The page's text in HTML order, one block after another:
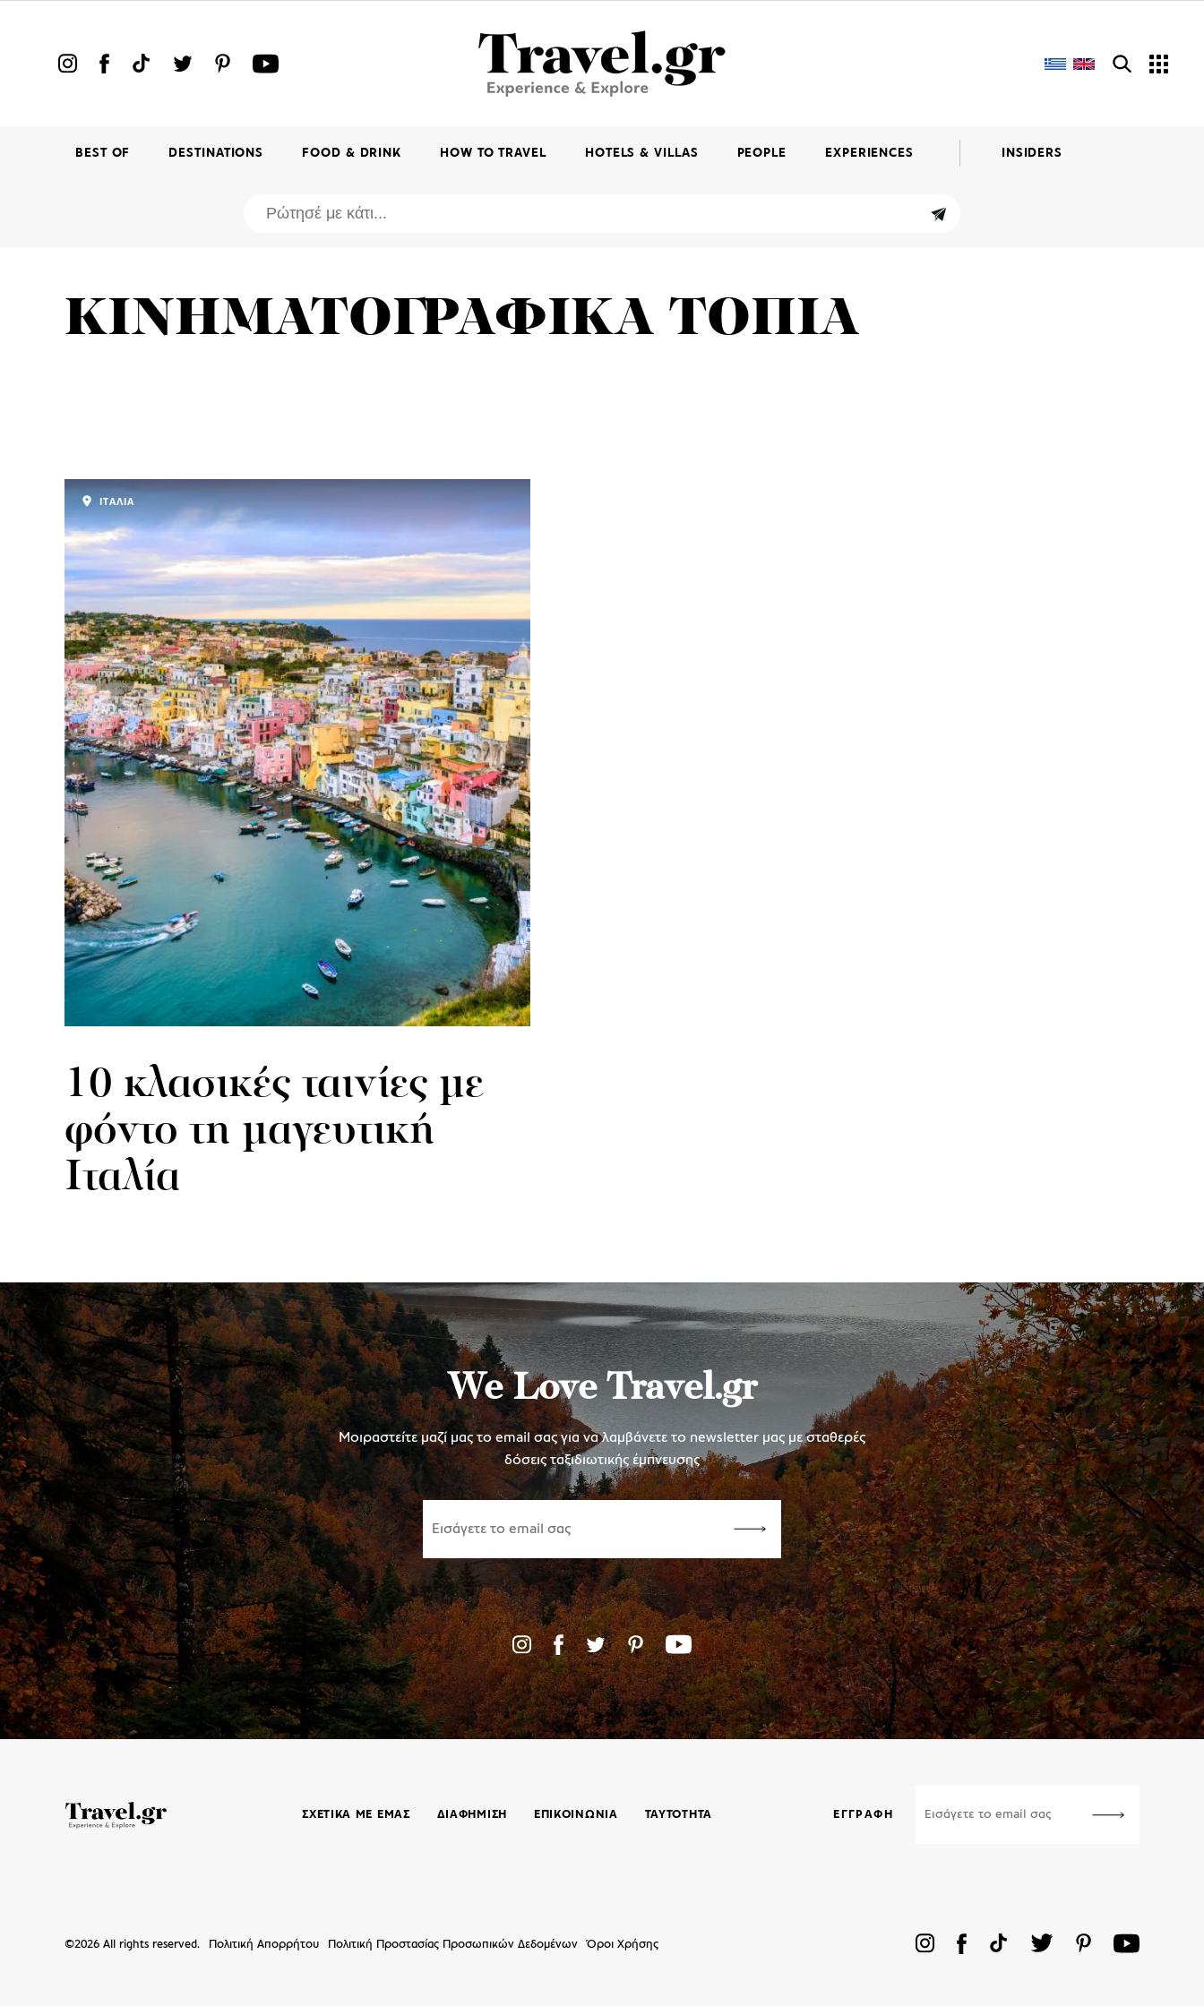
BEST OF DESTINATIONS FOOD & DRINK HOW TO TRAVEL HOTELS & VILLAS PEOPLE EXPERIENCES INSIDERS
ΚΙΝΗΜΑΤΟΓΡΑΦΙΚΑ ΤΟΠΙΑ
10 κλασικές ταινίες με
φόντο τη μαγευτική
Ιταλία
ΙΤΑΛΙΑ
We Love Travel.gr
Μοιραστείτε μαζί μας το email σας για να λαμβάνετε το newsletter μας με σταθερές
δόσεις ταξιδιωτικής έμπνευσης
ΣΧΕΤΙΚΑ ΜΕ ΕΜΑΣ ΔΙΑΦΗΜΙΣΗ ΕΠΙΚΟΙΝΩΝΊΑ ΤΑΥΤΟΤΗΤΑ ΕΓΓΡΑΦΉ
©2026 All rights reserved. Πολιτική Απορρήτου Πολιτική Προστασίας Προσωπικών Δεδομένων Όροι Χρήσης